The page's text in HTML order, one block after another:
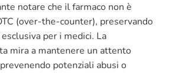
notare che il farmaco non è
(over-the-counter), preservando
per i medici. La
mira a mantenere un attento
potenziali abusi o